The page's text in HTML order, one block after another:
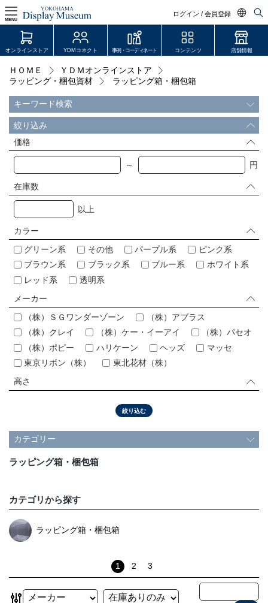
ログイン / 会員登録
日本語
MENU
ログイン・会員登録
オンラインストア
YDM Connect
会員登録・取引申請
リンク
JDCA(ディスプレイスクール)
店舗情報・営業日
会社情報
採用情報
お問い合わせ
オンラインストア YDMコネクト 事例・コーディネート コンテンツ 店舗情報
ＨＯＭＥ
ＹＤＭオンラインストア
ラッピング・梱包資材
ラッピング箱・梱包箱
キーワード検索
絞り込み
価格
～ 円
在庫数
以上
カラー
グリーン系 その他 パープル系
ピンク系
ブラウン系
ブラック系 ブルー系
ホワイト系
レッド系
透明系
メーカー
（株）ＳＧワンダーゾーン
（株）アプラス
（株）クレイ
（株）ケー・イーアイ
（株）パセオ
（株）ポピー
ハリケーン ヘッズ
マッセ
東京リボン（株）
東北花材（株）
高さ
絞り込む
カテゴリー
ラッピング箱・梱包箱
カテゴリから探す
ラッピング箱・梱包箱
1 2 3